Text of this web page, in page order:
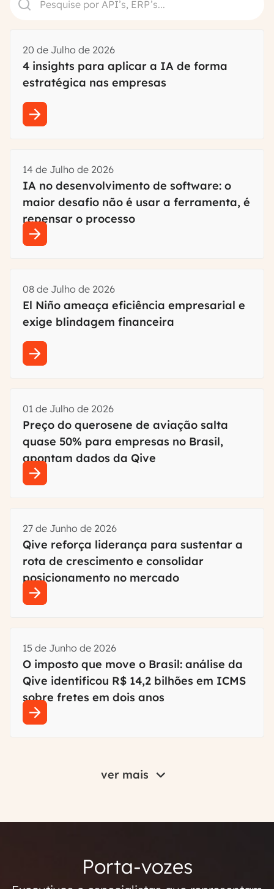
20 de Julho de 2026
4 insights para aplicar a IA de forma
estratégica nas empresas
14 de Julho de 2026
IA no desenvolvimento de software: o
maior desafio não é usar a ferramenta, é
repensar o processo
08 de Julho de 2026
El Niño ameaça eficiência empresarial e
exige blindagem financeira
01 de Julho de 2026
Preço do querosene de aviação salta
quase 50% para empresas no Brasil,
apontam dados da Qive
27 de Junho de 2026
Qive reforça liderança para sustentar a
rota de crescimento e consolidar
posicionamento no mercado
15 de Junho de 2026
O imposto que move o Brasil: análise da
Qive identificou R$ 14,2 bilhões em ICMS
sobre fretes em dois anos
ver mais
Porta-vozes